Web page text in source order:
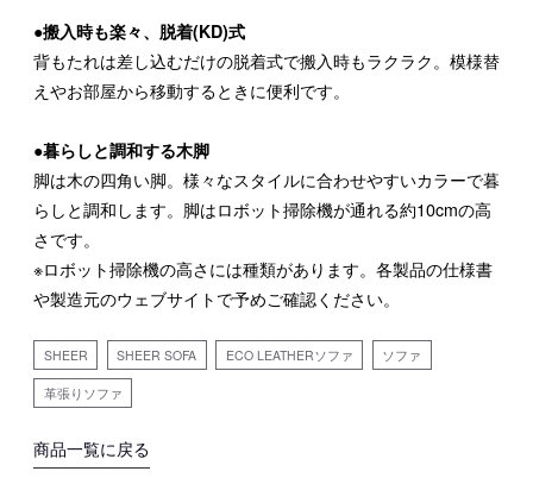
●搬入時も楽々、脱着(KD)式
背もたれは差し込むだけの脱着式で搬入時もラクラク。模様替
えやお部屋から移動するときに便利です。
●暮らしと調和する木脚
脚は木の四角い脚。様々なスタイルに合わせやすいカラーで暮
らしと調和します。脚はロボット掃除機が通れる約10cmの高
さです。
※ロボット掃除機の高さには種類があります。各製品の仕様書
や製造元のウェブサイトで予めご確認ください。
SHEER SHEER SOFA ECO LEATHERソファ ソファ
革張りソファ
商品一覧に戻る